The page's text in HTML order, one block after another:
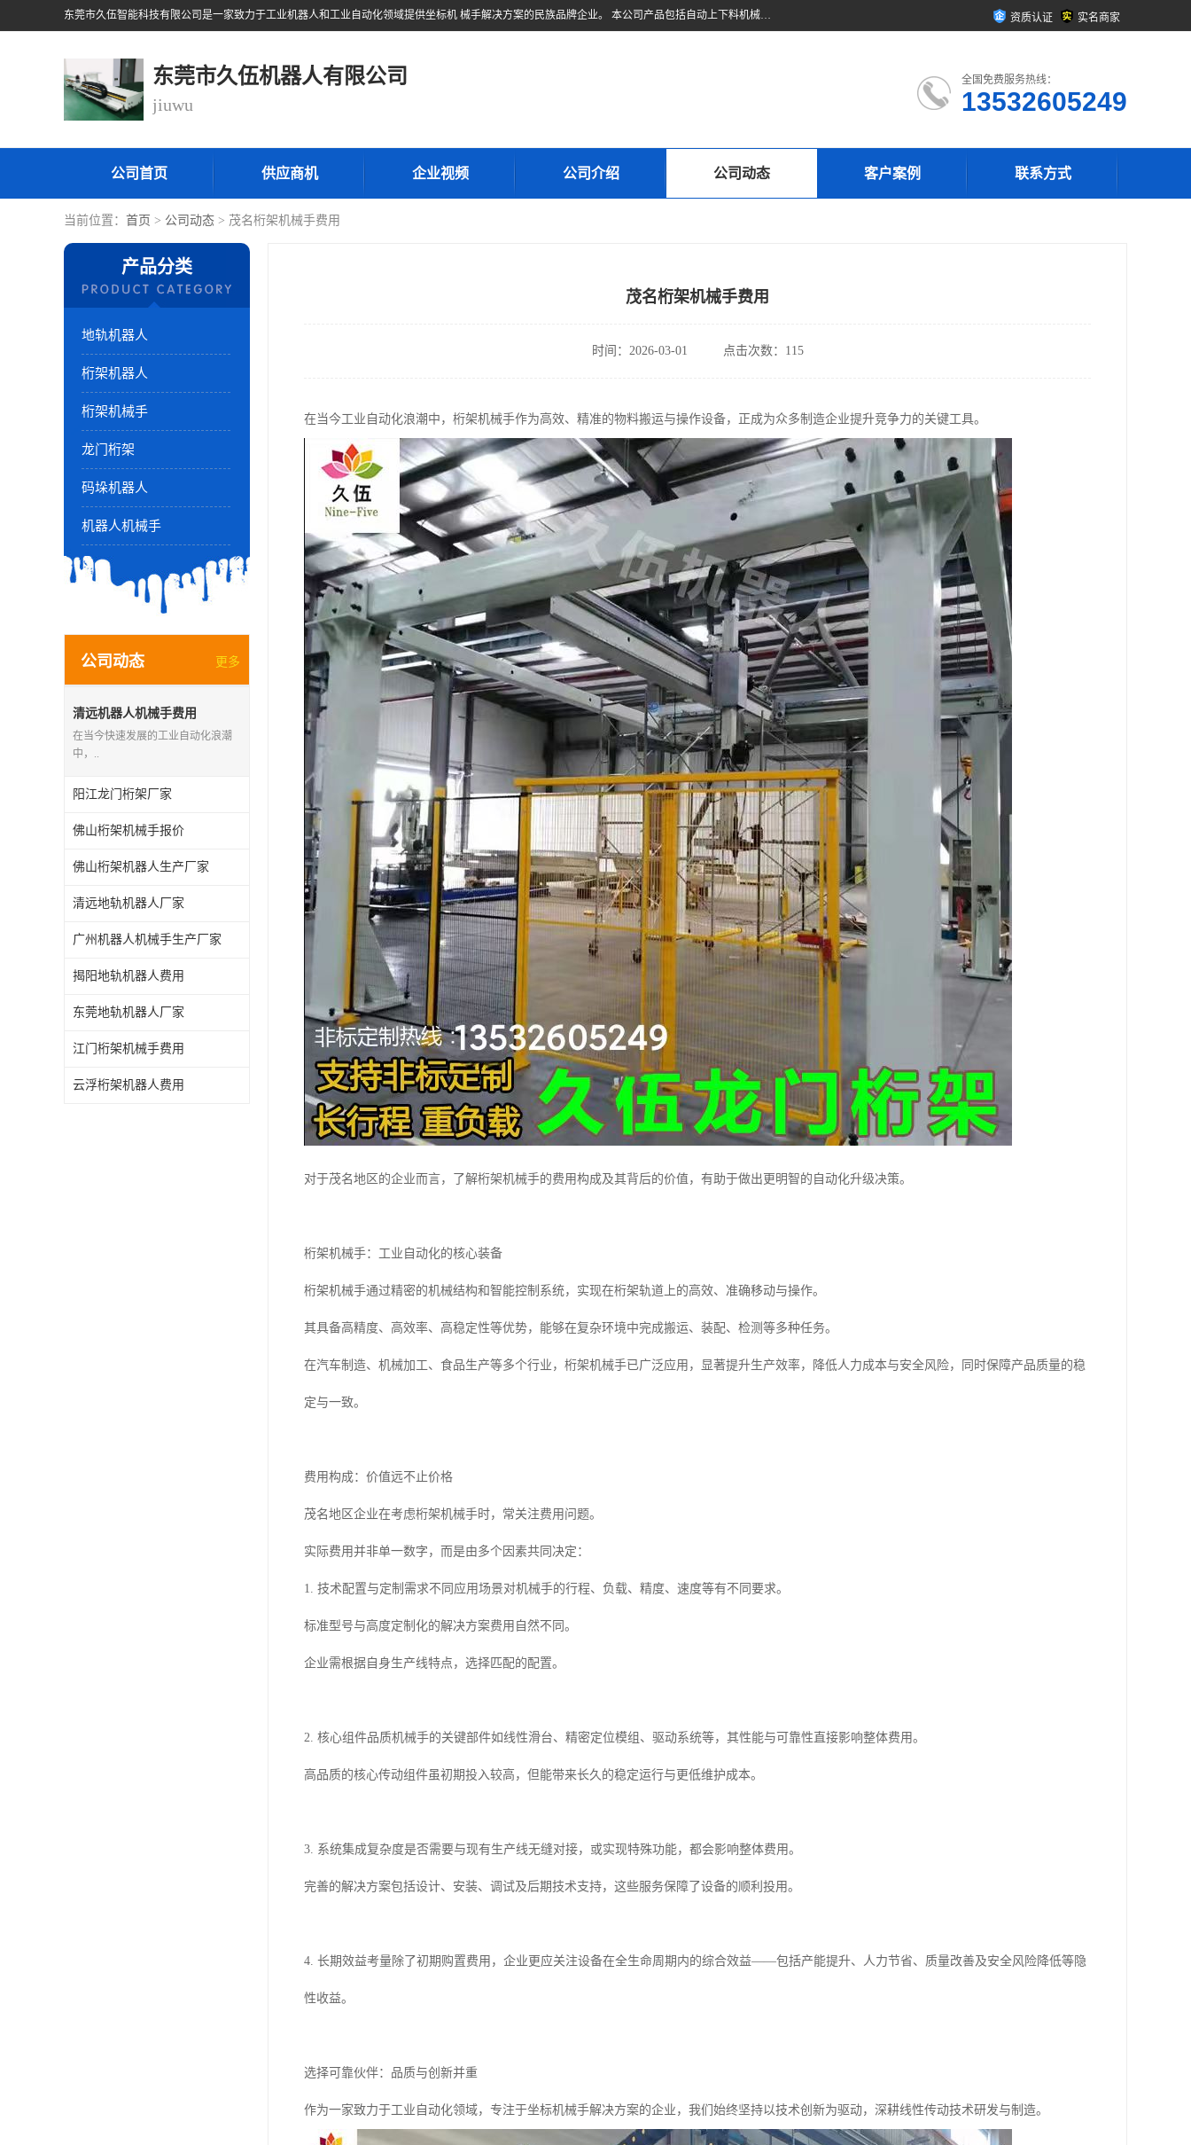
东莞市久伍智能科技有限公司是一家致力于工业机器人和工业自动化领域提供坐标机 械手解决方案的民族品牌企业。 本公司产品包括自动上下料机械手、多轴机械手、直线电机、精密定位滑台、线性滑台、重型模组、地轨等高精密传动组件。公司集设计，研发，制造及销售于一体的高科技企业。 将持续创新，更加专注于线性传动技术与产品研发，为您提供更、精密、可靠的产品与 技术，为中国自动化核心零部件做出贡献。 资质认证 实名商家
东莞市久伍机器人有限公司
jiuwu
全国免费服务热线：
13532605249
公司首页 供应商机 企业视频 公司介绍 公司动态 客户案例 联系方式
当前位置： 首页 > 公司动态 > 茂名桁架机械手费用
产品分类
地轨机器人
桁架机器人
桁架机械手
龙门桁架
码垛机器人
机器人机械手
公司动态 更多
清远机器人机械手费用
在当今快速发展的工业自动化浪潮
中，..
阳江龙门桁架厂家
佛山桁架机械手报价
佛山桁架机器人生产厂家
清远地轨机器人厂家
广州机器人机械手生产厂家
揭阳地轨机器人费用
东莞地轨机器人厂家
江门桁架机械手费用
云浮桁架机器人费用
茂名桁架机械手费用
时间：2026-03-01 点击次数：115
在当今工业自动化浪潮中，桁架机械手作为高效、精准的物料搬运与操作设备，正成为众多制造企业提升竞争力的关键工具。
对于茂名地区的企业而言，了解桁架机械手的费用构成及其背后的价值，有助于做出更明智的自动化升级决策。
桁架机械手：工业自动化的核心装备
桁架机械手通过精密的机械结构和智能控制系统，实现在桁架轨道上的高效、准确移动与操作。
其具备高精度、高效率、高稳定性等优势，能够在复杂环境中完成搬运、装配、检测等多种任务。
在汽车制造、机械加工、食品生产等多个行业，桁架机械手已广泛应用，显著提升生产效率，降低人力成本与安全风险，同时保障产品质量的稳
定与一致。
费用构成：价值远不止价格
茂名地区企业在考虑桁架机械手时，常关注费用问题。
实际费用并非单一数字，而是由多个因素共同决定：
1. 技术配置与定制需求不同应用场景对机械手的行程、负载、精度、速度等有不同要求。
标准型号与高度定制化的解决方案费用自然不同。
企业需根据自身生产线特点，选择匹配的配置。
2. 核心组件品质机械手的关键部件如线性滑台、精密定位模组、驱动系统等，其性能与可靠性直接影响整体费用。
高品质的核心传动组件虽初期投入较高，但能带来长久的稳定运行与更低维护成本。
3. 系统集成复杂度是否需要与现有生产线无缝对接，或实现特殊功能，都会影响整体费用。
完善的解决方案包括设计、安装、调试及后期技术支持，这些服务保障了设备的顺利投用。
4. 长期效益考量除了初期购置费用，企业更应关注设备在全生命周期内的综合效益——包括产能提升、人力节省、质量改善及安全风险降低等隐
性收益。
选择可靠伙伴：品质与创新并重
作为一家致力于工业自动化领域，专注于坐标机械手解决方案的企业，我们始终坚持以技术创新为驱动，深耕线性传动技术研发与制造。